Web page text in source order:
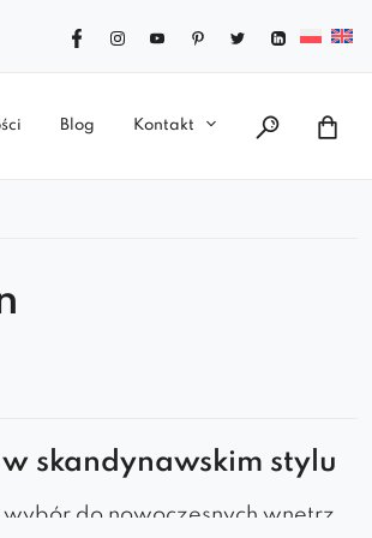
Blog Kontakt
skandynawskim stylu
wybór do nowoczesnych wnętrz,